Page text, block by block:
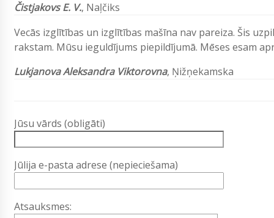
Čistjakovs E. V., Naļčiks
Vecās izglītības un izglītības mašīna nav pareiza. Šis
rakstam. Mūsu ieguldījums piepildījumā. Mēses esam
Lukjanova Aleksandra Viktorovna, Ņižņekamska
Jūsu vārds (obligāti)
Jūlija e-pasta adrese (nepieciešama)
Atsauksmes: